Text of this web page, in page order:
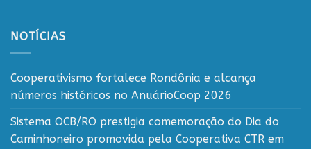
NOTÍCIAS
Cooperativismo fortalece Rondônia e alcança
números históricos no AnuárioCoop 2026
Sistema OCB/RO prestigia comemoração do Dia do
Caminhoneiro promovida pela Cooperativa CTR em